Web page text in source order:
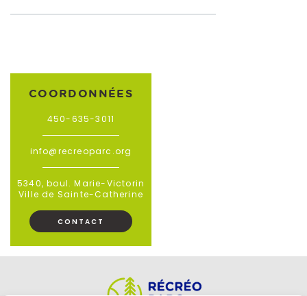
COORDONNÉES
450-635-3011
info@recreoparc.org
5340, boul. Marie-Victorin
Ville de Sainte-Catherine
CONTACT